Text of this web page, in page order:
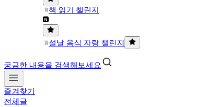
책 읽기 챌린지
설날 음식 자랑 챌린지
궁금한 내용을 검색해보세요
즐겨찾기
전체글